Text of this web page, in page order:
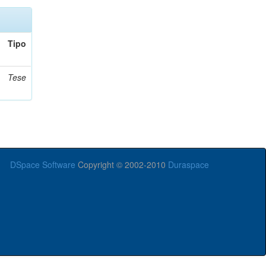
Tipo
Tese
DSpace Software Copyright © 2002-2010 Duraspace